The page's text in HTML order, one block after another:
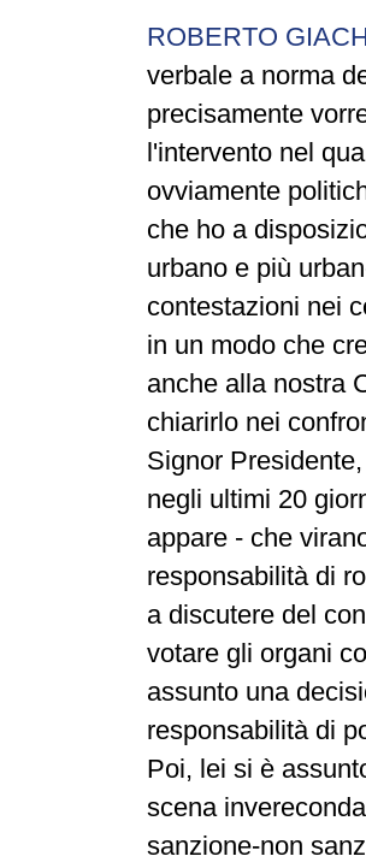
ROBERTO
verbale a norma
precisamente
l'intervento nel
ovviamente
che ho a
urbano e più
contestazioni nei
in un modo che
anche alla nostra
chiarirlo nei
Signor
negli ultimi 20
appare - che
responsabilità di
a discutere del
votare gli organi
assunto una
responsabilità di
Poi, lei si è
scena
sanzione-non